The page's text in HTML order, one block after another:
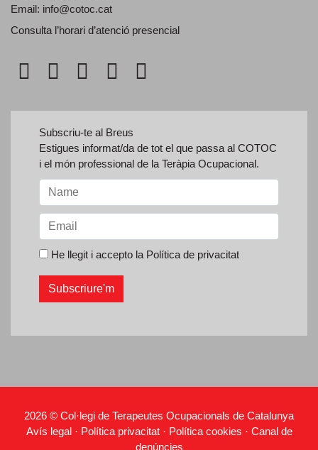
Email: info@cotoc.cat
Consulta l’horari d’atenció presencial
Subscriu-te al Breus
Estigues informat/da de tot el que passa al COTOC
i el món professional de la Teràpia Ocupacional.
He llegit i accepto la Política de privacitat
2026 © Col·legi de Terapeutes Ocupacionals de Catalunya
Avís legal· Política privacitat· Política cookies · Canal de
denúncies